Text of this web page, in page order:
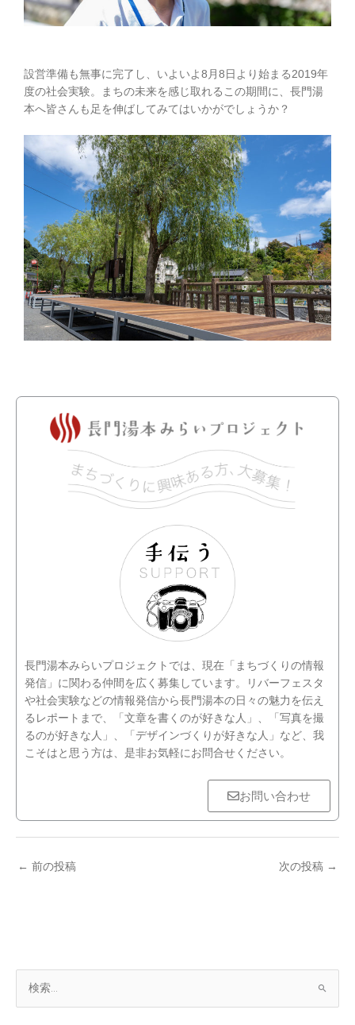
設営準備も無事に完了し、いよいよ8月8日より始まる2019年
度の社会実験。まちの未来を感じ取れるこの期間に、長門湯
本へ皆さんも足を伸ばしてみてはいかがでしょうか？
長門湯本みらいプロジェクトでは、現在「まちづくりの情報
発信」に関わる仲間を広く募集しています。リバーフェスタ
や社会実験などの情報発信から長門湯本の日々の魅力を伝え
るレポートまで、「文章を書くのが好きな人」、「写真を撮
るのが好きな人」、「デザインづくりが好きな人」など、我
こそはと思う方は、是非お気軽にお問合せください。
お問い合わせ
← 前の投稿 次の投稿 →
索
カ